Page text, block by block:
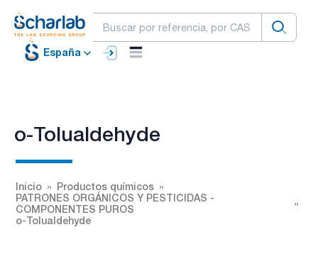
España
o-Tolualdehyde
Inicio
Productos químicos
PATRONES ORGÁNICOS Y PESTICIDAS -
COMPONENTES PUROS
o-Tolualdehyde